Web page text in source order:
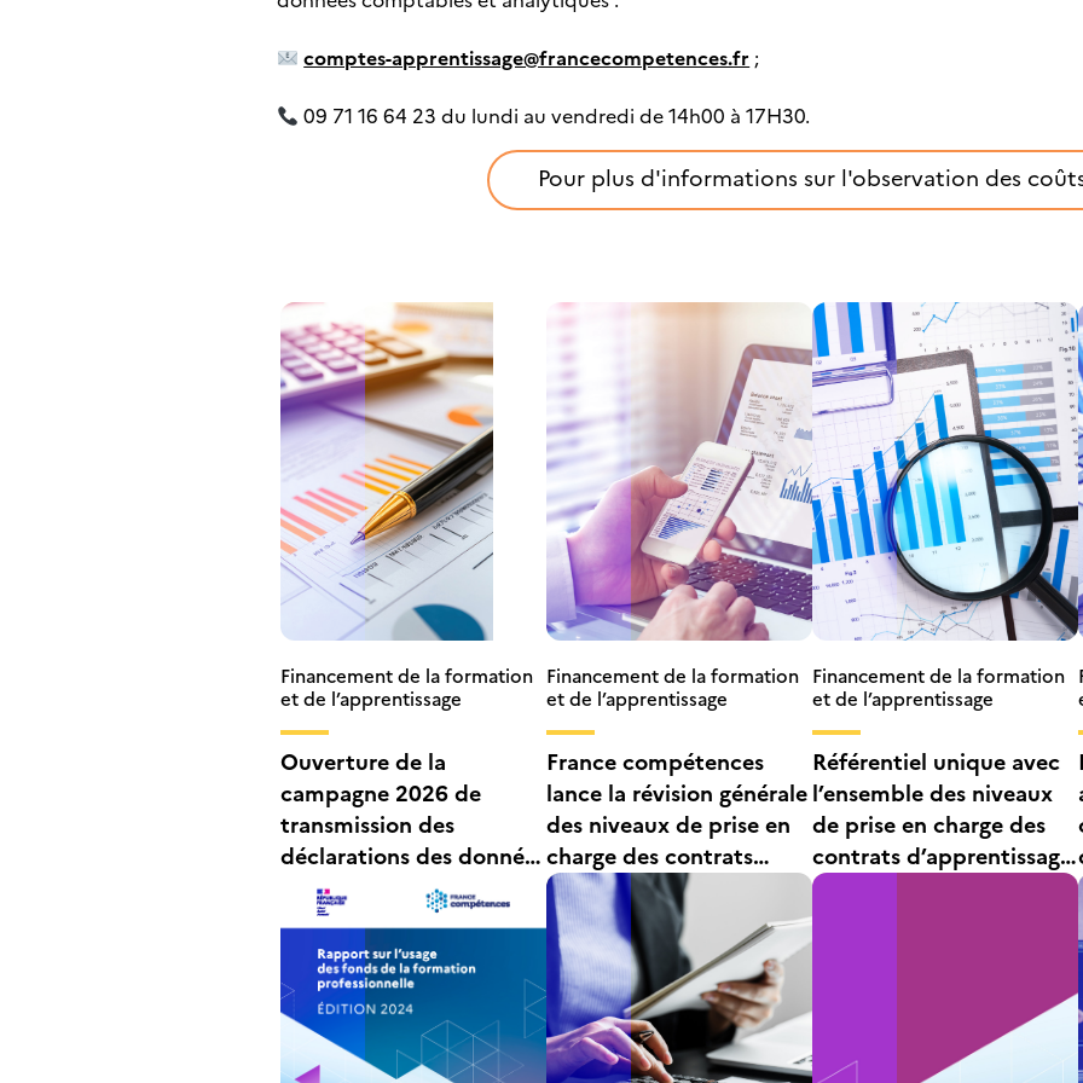
comptes-apprentissage@francecompetences.fr ;
09 71 16 64 23 du lundi au vendredi de 14h00 à 17H30.
Pour plus d'informations sur l'observation des
Financement de la formation
et de l’apprentissage
Ouverture de la
campagne 2026 de
transmission des
déclarations des données
comptables et
analytiques des OFA
Financement de la formation
et de l’apprentissage
France compétences
lance la révision générale
des niveaux de prise en
charge des contrats
d’apprentissage
Financement de la formation
et de l’apprentissage
Référentiel unique avec
l’ensemble des niveaux
de prise en charge des
contrats d’apprentissage
– Septembre 2025